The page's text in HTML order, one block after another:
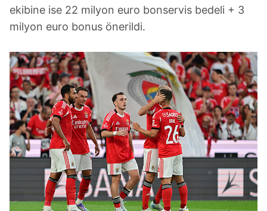
ekibine ise 22 milyon euro bonservis bedeli + 3
milyon euro bonus önerildi.